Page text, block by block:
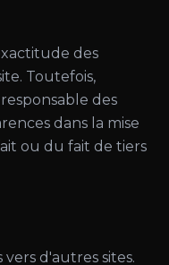
des
Toutefois,
des
dans la mise
ou du fait de tiers
d'autres sites.